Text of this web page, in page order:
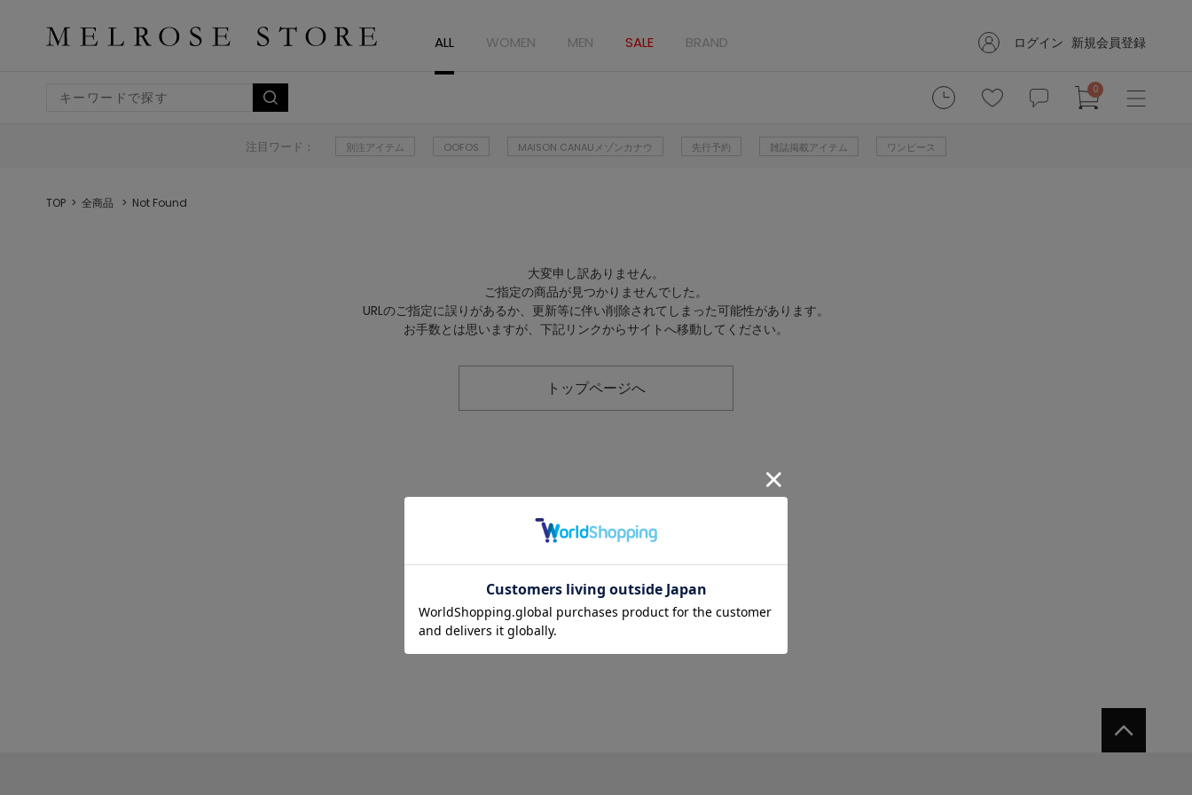
ALL WOMEN MEN SALE BRAND ログイン 新規会員登録
0
注目ワード： 別注アイテム OOFOS MAISON CANAUメゾンカナウ 先行予約 雑誌掲載アイテム ワンピース
TOP 全商品 Not Found
大変申し訳ありません。
ご指定の商品が見つかりませんでした。
URLのご指定に誤りがあるか、更新等に伴い削除されてしまった可能性があります。
お手数とは思いますが、下記リンクからサイトへ移動してください。
トップページへ